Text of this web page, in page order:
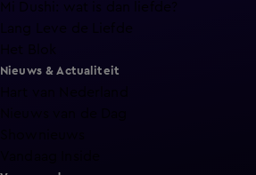
Mi Dushi: wat is dan liefde?
Lang Leve de Liefde
Nieuws & Actualiteit